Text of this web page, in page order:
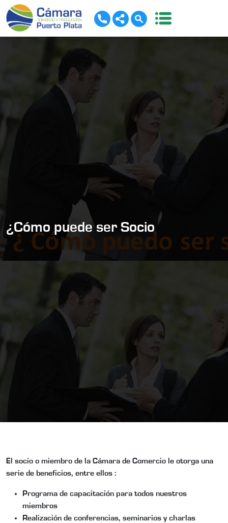
¿Cómo puede ser Socio
El socio o miembro de la Cámara de Comercio le otorga una
serie de beneficios, entre ellos :
Programa de capacitación para todos nuestros
miembros
Realización de conferencias, seminarios y charlas